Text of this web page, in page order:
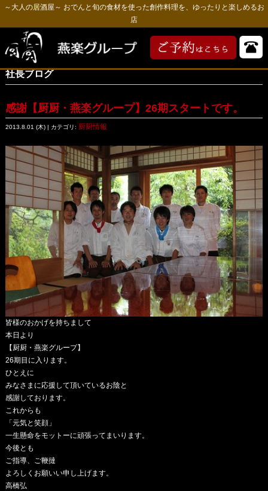
～大人の居酒屋～ おでんと旬の食材を使った創作料理を、ゆったりと楽しめるお
店
社長ブログ
感謝【厨厨・燕楽グループ】26期スタートです。
2013.8.01 (木) | カテゴリ: 厨厨情報
皆様のおかげを持ちまして
本日より
【厨厨・燕楽グループ】
26期目に入ります。
ひとえに
みなさまに応援して頂いているお陰と
感謝しております。
これからも
「元気と笑顔」
一生懸命をモットーに頑張ってまいります。
今後とも
ご指導、ご鞭撻
よろしくお願いい申し上げます。
高橋弘